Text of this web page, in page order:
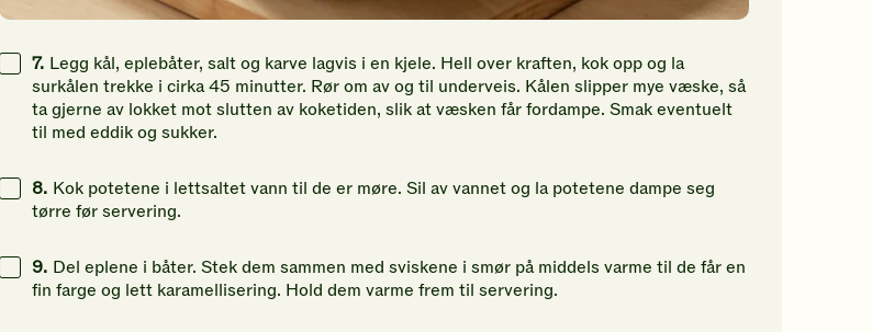
7. Legg kål, eplebåter, salt og karve lagvis i en kjele. Hell over kraften, kok opp og la
surkålen trekke i cirka 45 minutter. Rør om av og til underveis. Kålen slipper mye væske, så
ta gjerne av lokket mot slutten av koketiden, slik at væsken får fordampe. Smak eventuelt
til med eddik og sukker.
8. Kok potetene i lettsaltet vann til de er møre. Sil av vannet og la potetene dampe seg
tørre før servering.
9. Del eplene i båter. Stek dem sammen med sviskene i smør på middels varme til de får en
fin farge og lett karamellisering. Hold dem varme frem til servering.